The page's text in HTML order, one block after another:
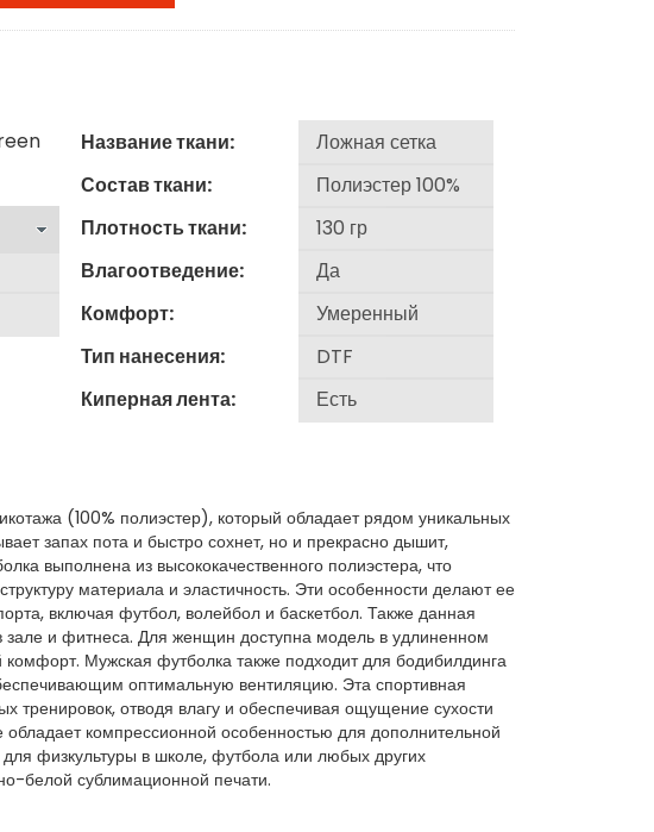
Название ткани:
Состав ткани:
Плотность ткани:
Влагоотведение:
Комфорт:
Тип нанесения:
Киперная лента:
(100% полиэстер), который обладает рядом уникальных
запах пота и быстро сохнет, но и прекрасно дышит,
выполнена из высококачественного полиэстера, что
материала и эластичность. Эти особенности делают ее
включая футбол, волейбол и баскетбол. Также данная
зале и фитнеса. Для женщин доступна модель в удлиненном
Мужская футболка также подходит для бодибилдинга
оптимальную вентиляцию. Эта спортивная
тренировок, отводя влагу и обеспечивая ощущение сухости
компрессионной особенностью для дополнительной
физкультуры в школе, футбола или любых других
белой сублимационной печати.